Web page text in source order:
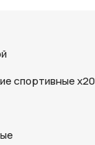
спортивные х20